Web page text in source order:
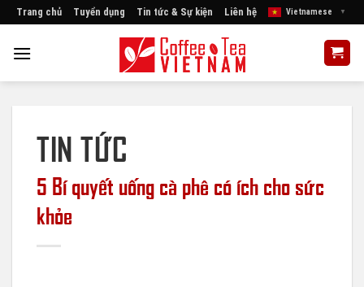
Skip
content
Trang chủ Tuyển dụng Tin tức & Sự kiện Liên hệ Vietnamese ▼
TIN TỨC
5 Bí quyết uống cà phê có ích cho sức
khỏe